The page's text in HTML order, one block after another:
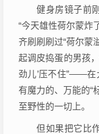
健身房镜子前
“今天雄性荷尔蒙炸
齐刷刷刷过“荷尔蒙
起调皮捣蛋的男孩
劲儿’压不住”——在
有魔力的、万能的“
至野性的一切上。
但如果把它比